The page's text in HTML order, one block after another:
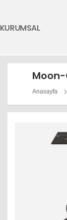
KURUMSAL
Moon-
Anasayfa